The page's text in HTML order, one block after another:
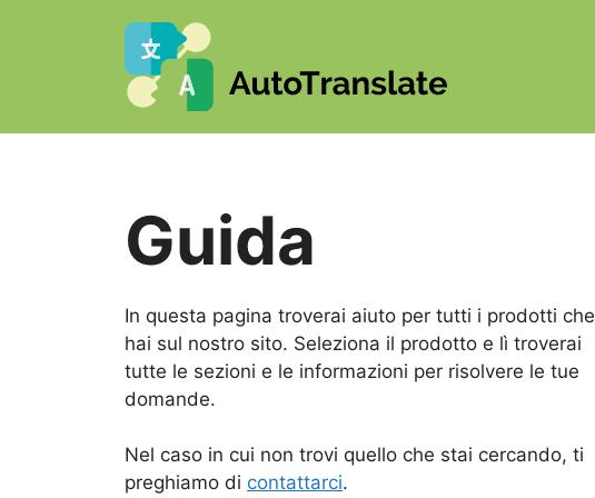
Guida
In questa pagina troverai aiuto per tutti i prodotti che
hai sul nostro sito. Seleziona il prodotto e lì troverai
tutte le sezioni e le informazioni per risolvere le tue
domande.
Nel caso in cui non trovi quello che stai cercando, ti
preghiamo di contattarci.